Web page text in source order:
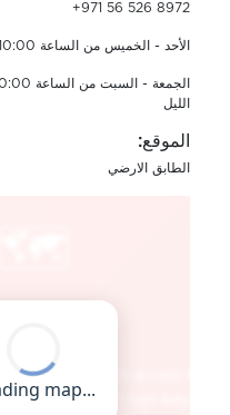
+971 56 526 8972
الأحد - الخميس من الساعة 10:00 صباحاً حتى الساعة 10:00 مساءً
الليل
الموقع:
الطابق الارضي